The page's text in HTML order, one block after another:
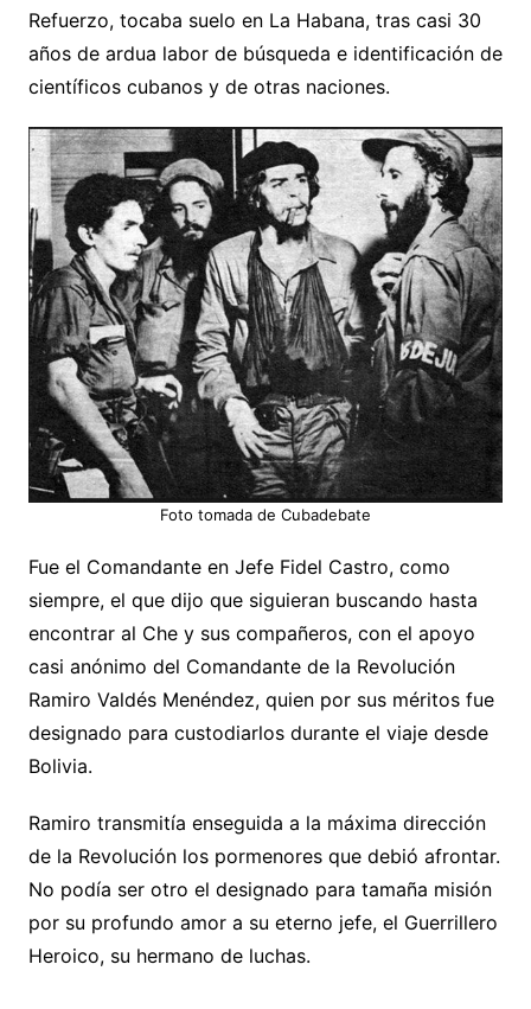
Refuerzo, tocaba suelo en La Habana, tras casi 30
años de ardua labor de búsqueda e identificación de
científicos cubanos y de otras naciones.
Foto tomada de Cubadebate
Fue el Comandante en Jefe Fidel Castro, como
siempre, el que dijo que siguieran buscando hasta
encontrar al Che y sus compañeros, con el apoyo
casi anónimo del Comandante de la Revolución
Ramiro Valdés Menéndez, quien por sus méritos fue
designado para custodiarlos durante el viaje desde
Bolivia.
Ramiro transmitía enseguida a la máxima dirección
de la Revolución los pormenores que debió afrontar.
No podía ser otro el designado para tamaña misión
por su profundo amor a su eterno jefe, el Guerrillero
Heroico, su hermano de luchas.